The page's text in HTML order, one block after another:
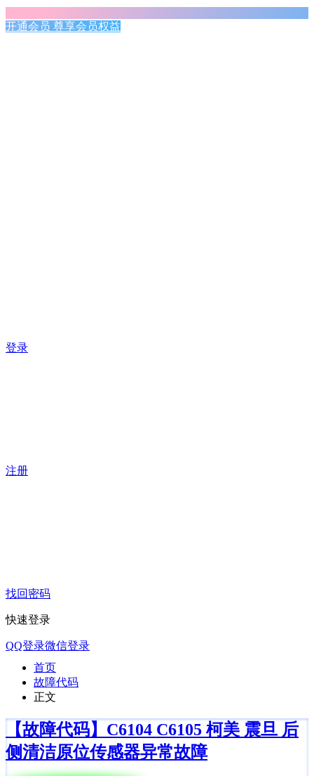
开通会员 尊享会员权益
登录
注册
找回密码
快速登录
QQ登录微信登录
首页
故障代码
正文
【故障代码】C6104 C6105 柯美 震旦 后
侧清洁原位传感器异常故障